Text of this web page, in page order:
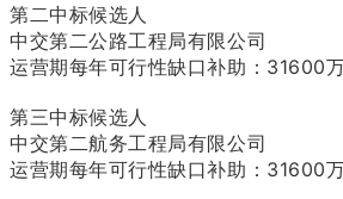
第二中标候选人
中交第二公路工程局有限公司
运营期每年可行性缺口补助：31600
第三中标候选人
中交第二航务工程局有限公司
运营期每年可行性缺口补助：31600